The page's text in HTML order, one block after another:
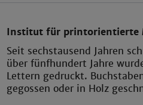
Institut für printorientierte
Seit sechstausend Jahren
über fünfhundert Jahre
Lettern gedruckt.
gegossen oder in Holz